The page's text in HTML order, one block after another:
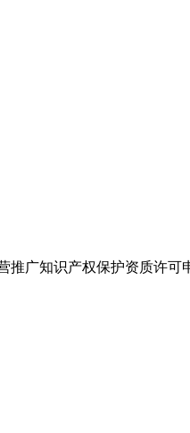
推广知识产权保护资质许可